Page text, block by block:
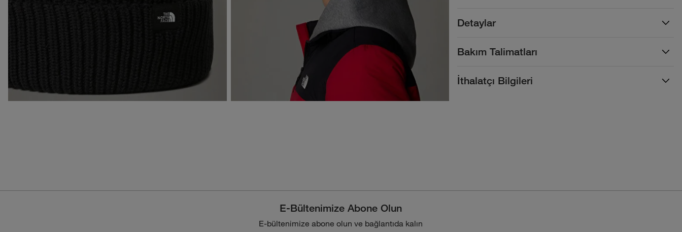
Detaylar
Bakım Talimatları
İthalatçı Bilgileri
E-Bültenimize Abone Olun
E-bültenimize abone olun ve bağlantıda kalın